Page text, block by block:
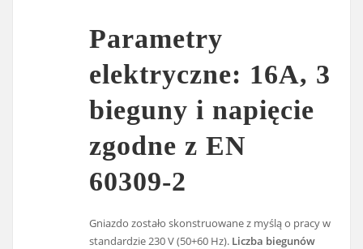
Parametry
elektryczne: 16A, 3
bieguny i napięcie
zgodne z EN
60309-2
Gniazdo zostało skonstruowane z myślą o pracy w
standardzie 230 V (50+60 Hz). Liczba biegunów